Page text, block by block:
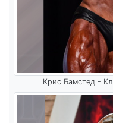
Крис Бамстед -